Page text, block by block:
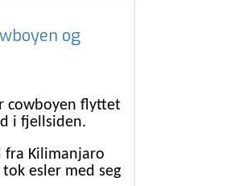
og
cowboyen flyttet
i fjellsiden.
fra Kilimanjaro
esler med seg